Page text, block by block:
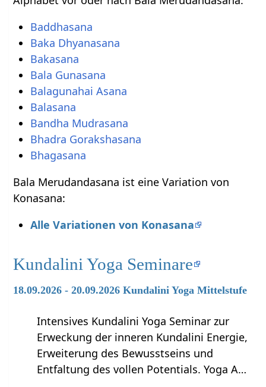
Baddhasana
Baka Dhyanasana
Bakasana
Bala Gunasana
Balagunahai Asana
Balasana
Bandha Mudrasana
Bhadra Gorakshasana
Bhagasana
Bala Merudandasana ist eine Variation von
Konasana:
Alle Variationen von Konasana
Kundalini Yoga Seminare
18.09.2026 - 20.09.2026 Kundalini Yoga Mittelstufe
Intensives Kundalini Yoga Seminar zur
Erweckung der inneren Kundalini Energie,
Erweiterung des Bewusstseins und
Entfaltung des vollen Potentials. Yoga A…